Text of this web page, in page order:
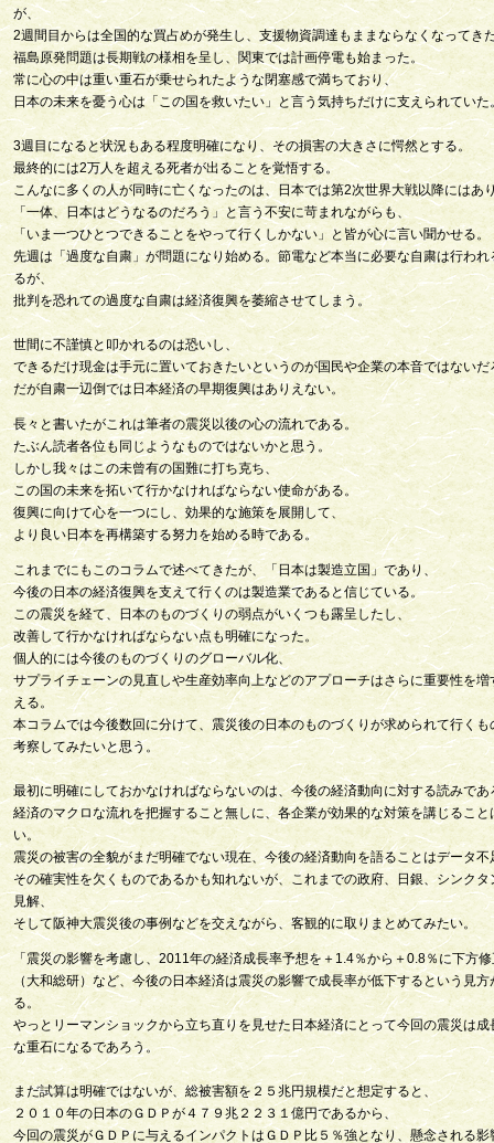
が、
2週間目からは全国的な買占めが発生し、支援物資調達もままならなくなってき
福島原発問題は長期戦の様相を呈し、関東では計画停電も始まった。
常に心の中は重い重石が乗せられたような閉塞感で満ちており、
日本の未来を憂う心は「この国を救いたい」と言う気持ちだけに支えられていた
3週目になると状況もある程度明確になり、その損害の大きさに愕然とする。
最終的には2万人を超える死者が出ることを覚悟する。
こんなに多くの人が同時に亡くなったのは、日本では第2次世界大戦以降にはあ
「一体、日本はどうなるのだろう」と言う不安に苛まれながらも、
「いま一つひとつできることをやって行くしかない」と皆が心に言い聞かせる。
先週は「過度な自粛」が問題になり始める。節電など本当に必要な自粛は行われ
るが、
批判を恐れての過度な自粛は経済復興を萎縮させてしまう。
世間に不謹慎と叩かれるのは恐いし、
できるだけ現金は手元に置いておきたいというのが国民や企業の本音ではないだ
だが自粛一辺倒では日本経済の早期復興はありえない。
長々と書いたがこれは筆者の震災以後の心の流れである。
たぶん読者各位も同じようなものではないかと思う。
しかし我々はこの未曾有の国難に打ち克ち、
この国の未来を拓いて行かなければならない使命がある。
復興に向けて心を一つにし、効果的な施策を展開して、
より良い日本を再構築する努力を始める時である。
これまでにもこのコラムで述べてきたが、「日本は製造立国」であり、
今後の日本の経済復興を支えて行くのは製造業であると信じている。
この震災を経て、日本のものづくりの弱点がいくつも露呈したし、
改善して行かなければならない点も明確になった。
個人的には今後のものづくりのグローバル化、
サプライチェーンの見直しや生産効率向上などのアプローチはさらに重要性を増
える。
本コラムでは今後数回に分けて、震災後の日本のものづくりが求められて行くも
考察してみたいと思う。
最初に明確にしておかなければならないのは、今後の経済動向に対する読みであ
経済のマクロな流れを把握すること無しに、各企業が効果的な対策を講じること
い。
震災の被害の全貌がまだ明確でない現在、今後の経済動向を語ることはデータ不
その確実性を欠くものであるかも知れないが、これまでの政府、日銀、シンクタ
見解、
そして阪神大震災後の事例などを交えながら、客観的に取りまとめてみたい。
「震災の影響を考慮し、2011年の経済成長率予想を＋1.4％から＋0.8％に下方
（大和総研）など、今後の日本経済は震災の影響で成長率が低下するという見
る。
やっとリーマンショックから立ち直りを見せた日本経済にとって今回の震災は成
な重石になるであろう。
まだ試算は明確ではないが、総被害額を２５兆円規模だと想定すると、
２０１０年の日本のＧＤＰが４７９兆２２３１億円であるから、
今回の震災がＧＤＰに与えるインパクトはＧＤＰ比５％強となり、懸念される影